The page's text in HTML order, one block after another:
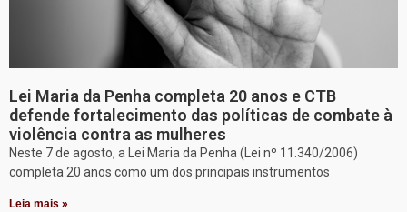
Lei Maria da Penha completa 20 anos e CTB
defende fortalecimento das políticas de combate à
violência contra as mulheres
Neste 7 de agosto, a Lei Maria da Penha (Lei nº 11.340/2006)
completa 20 anos como um dos principais instrumentos
Leia mais »